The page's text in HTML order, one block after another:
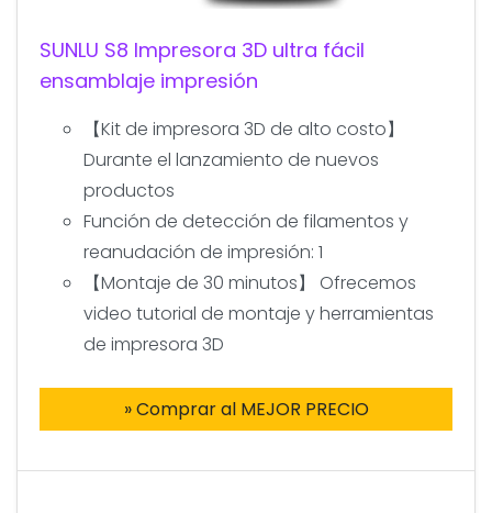
SUNLU S8 Impresora 3D ultra fácil
ensamblaje impresión
【Kit de impresora 3D de alto costo】
Durante el lanzamiento de nuevos
productos
Función de detección de filamentos y
reanudación de impresión: 1
【Montaje de 30 minutos】 Ofrecemos
video tutorial de montaje y herramientas
de impresora 3D
» Comprar al MEJOR PRECIO